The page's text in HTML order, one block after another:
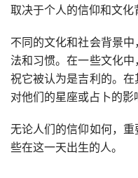
取决于个人的信仰和文化
不同的文化和社会背景
法和习惯。在一些文化
祝它被认为是吉利的。
对他们的星座或占卜的影
无论人们的信仰如何，
些在这一天出生的人。